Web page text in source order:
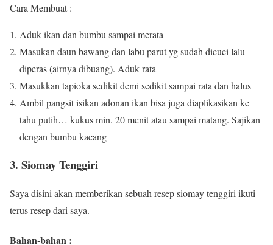
Cara Membuat :
Aduk ikan dan bumbu sampai merata
Masukan daun bawang dan labu parut yg sudah dicuci lalu
diperas (airnya dibuang). Aduk rata
Masukkan tapioka sedikit demi sedikit sampai rata dan halus
Ambil pangsit isikan adonan ikan bisa juga diaplikasikan ke
tahu putih… kukus min. 20 menit atau sampai matang. Sajikan
dengan bumbu kacang
3. Siomay Tenggiri
Saya disini akan memberikan sebuah resep siomay tenggiri ikuti
terus resep dari saya.
Bahan-bahan :